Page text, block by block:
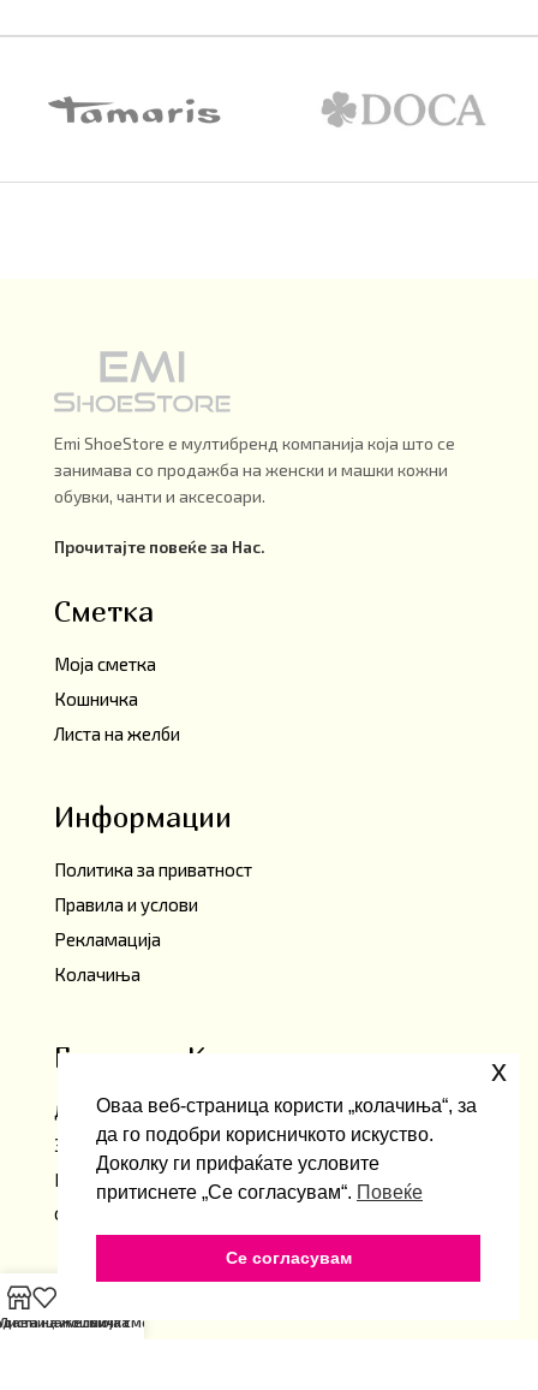
Emi ShoeStore е мултибренд компанија која што се
занимава со продажба на женски и машки кожни
обувки, чанти и аксесоари.
Прочитајте повеќе за Нас.
Сметка
Моја сметка
Кошничка
Листа на желби
Информации
Политика за приватност
Правила и услови
Рекламација
Колачиња
Грижа за Клиенти
Достава
Замени и враќања
Најчести прашања
Форма за контакт
Контакт
Листа на Желби
Кошничка
Моја сметка
Оваа веб-страница користи „колачиња“, за
да го подобри корисничкото искуство.
Доколку ги прифаќате условите
притиснете „Се согласувам“. Повеќе
Се согласувам
x